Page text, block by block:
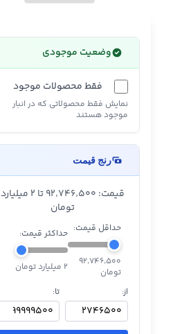
وضعیت موجودی
فقط محصولات موجود
نمایش فقط محصولاتی که در انبار
موجود هستند
رنج قیمت
قیمت: ۹۲٬۷۴۶٬۵۰۰ تا 2 میلیارد
تومان
حداقل قیمت:
۹۲٬۷۴۶٬۵۰۰
تومان
حداکثر قیمت:
2 میلیارد تومان
از:
تا: